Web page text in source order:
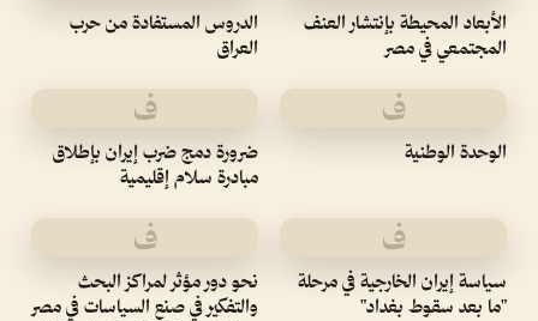
الأبعاد المحيطة بإنتشار العنف
المجتمعي في مصر
الدروس المستفادة من حرب
العراق
ف
الوحدة الوطنية
ف
ضرورة دمج ضرب إيران بإطلاق
مبادرة سلام إقليمية
ف
سياسة إيران الخارجية في مرحلة
"ما بعد سقوط بغداد"
ف
نحو دور مؤثر لمراكز البحث
والتفكير في صنع السياسات في مصر